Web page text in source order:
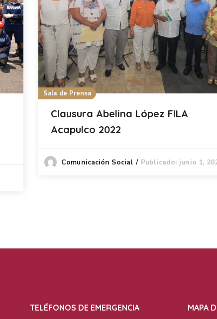
Sala de Prensa
Clausura Abelina López FILA
Acapulco 2022
Comunicación Social Publicado: junio 1,
TELÉFONOS DE EMERGENCIA MAPA